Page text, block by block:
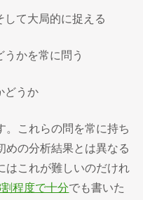
して大局的に捉える
かを常に問う
どうか
。これらの問を常に持ち
めの分析結果とは異なる
はこれが難しいのだけれ
程度で十分でも書いた